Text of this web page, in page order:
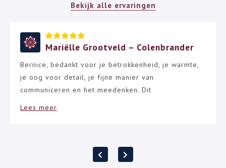
Bekijk alle ervaringen
Mariëlle Grootveld – Colenbrander
Bernice, bedankt voor je betrokkenheid, je warmte,
je oog voor detail, je fijne manier van
communiceren en het meedenken. Dit
Lees meer